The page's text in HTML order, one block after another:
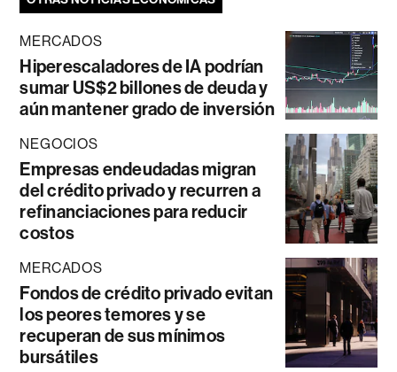
MERCADOS
Hiperescaladores de IA podrían
sumar US$2 billones de deuda y
aún mantener grado de inversión
NEGOCIOS
Empresas endeudadas migran
del crédito privado y recurren a
refinanciaciones para reducir
costos
MERCADOS
Fondos de crédito privado evitan
los peores temores y se
recuperan de sus mínimos
bursátiles